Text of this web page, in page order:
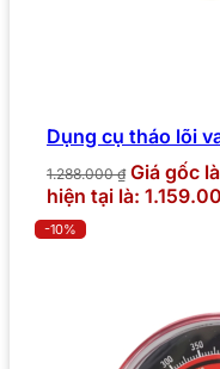
Dụng cụ tháo lõi
1.288.000₫ Giá gốc
hiện tại là:
-10%